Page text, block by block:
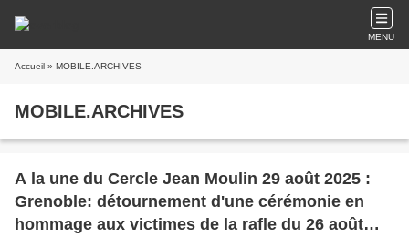
MENU
Accueil » MOBILE.ARCHIVES
MOBILE.ARCHIVES
A la une du Cercle Jean Moulin 29 août 2025 :
Grenoble: détournement d'une cérémonie en
hommage aux victimes de la rafle du 26 août